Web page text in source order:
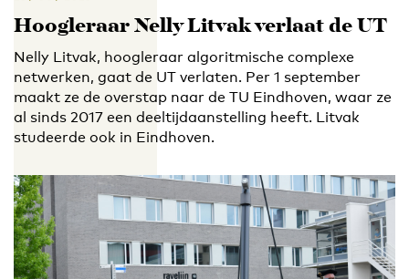
Hoogleraar Nelly Litvak verlaat de UT
Nelly Litvak, hoogleraar algoritmische complexe
netwerken, gaat de UT verlaten. Per 1 september
maakt ze de overstap naar de TU Eindhoven, waar ze
al sinds 2017 een deeltijdaanstelling heeft. Litvak
studeerde ook in Eindhoven.